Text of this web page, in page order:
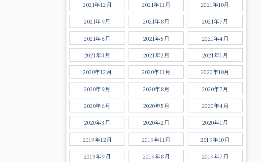
2021年12月 2021年11月 2021年10月
2021年9月 2021年8月 2021年7月
2021年6月 2021年5月 2021年4月
2021年3月 2021年2月 2021年1月
2020年12月 2020年11月 2020年10月
2020年9月 2020年8月 2020年7月
2020年6月 2020年5月 2020年4月
2020年3月 2020年2月 2020年1月
2019年12月 2019年11月 2019年10月
2019年9月 2019年8月 2019年7月